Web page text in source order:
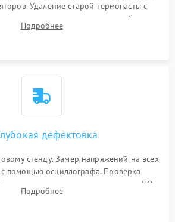
Удаление старой термопасты с
чипа и термопрокладок с банок
Очистка платы от пыли и окислов.
Подробнее
дефектовка
стенду. Замер напряжений на всех
помощью осциллографа. Проверка
специализированного ПО
MATS
Подробнее